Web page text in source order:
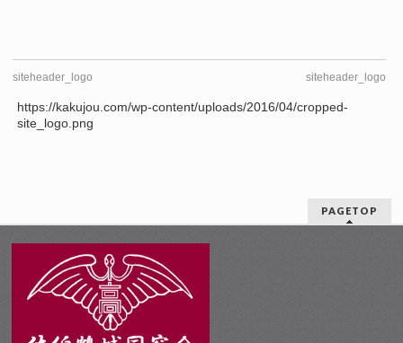
siteheader_logo siteheader_logo
https://kakujou.com/wp-content/uploads/2016/04/cropped-
site_logo.png
PAGETOP